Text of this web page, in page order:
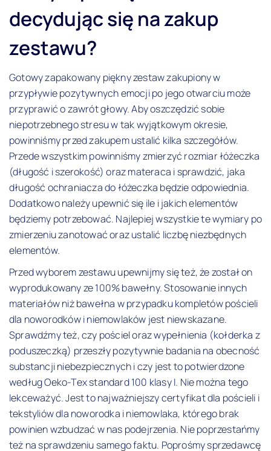
decydując się na zakup
zestawu?
Gotowy zapakowany piękny zestaw zakupiony w
przypływie pozytywnych emocji po jego otwarciu może
przyprawić o zawrót głowy. Aby oszczędzić sobie
niepotrzebnego stresu w tak wyjątkowym okresie,
powinniśmy przed zakupem ustalić kilka szczegółów.
Przede wszystkim powinniśmy zmierzyć rozmiar łóżeczka
(długość i szerokość) oraz materaca i sprawdzić, jaka
długość ochraniacza do łóżeczka będzie odpowiednia.
Dodatkowo należy upewnić się ile i jakich elementów
będziemy potrzebować. Najlepiej wszystkie te wymiary po
zmierzeniu zanotować oraz ustalić liczbę niezbędnych
elementów.
Przed wyborem zestawu upewnijmy się też, że został on
wyprodukowany ze 100% bawełny. Stosowanie innych
materiałów niż bawełna w przypadku kompletów pościeli
dla noworodków i niemowlaków jest niewskazane.
Sprawdźmy też, czy pościel oraz wypełnienia (kołderka z
poduszeczką) przeszły pozytywnie badania na obecność
substancji niebezpiecznych i czy jest to potwierdzone
według Oeko-Tex standard 100 klasy I. Nie można tego
lekceważyć. Jest to najważniejszy certyfikat dla pościeli i
tekstyliów dla noworodka i niemowlaka, którego brak
powinien wzbudzać w nas podejrzenia. Nie poprzestańmy
też na sprawdzeniu samego faktu. Poprośmy sprzedawcę